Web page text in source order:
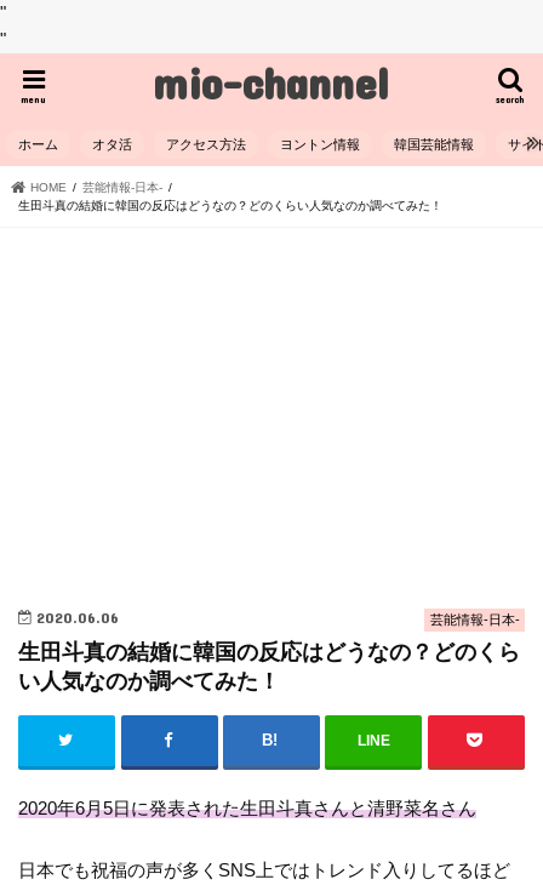
"
"
mio-channel search
menu
ホーム オタ活 アクセス方法 ヨントン情報 韓国芸能情報 サイ
HOME
芸能情報-日本-
生田斗真の結婚に韓国の反応はどうなの？どのくらい人気なのか調べてみた！
芸能情報-日本-
2020.06.06
生田斗真の結婚に韓国の反応はどうなの？どのくら
い人気なのか調べてみた！
LINE
2020年6月5日に発表された生田斗真さんと清野菜名さん
日本でも祝福の声が多くSNS上ではトレンド入りしてるほど